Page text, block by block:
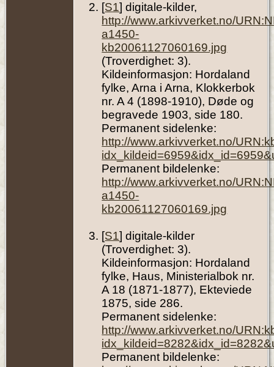
[S1] digitale-kilder,
http://www.arkivverket.no/
a1450-
kb20061127060169.jpg
(Troverdighet: 3).
Kildeinformasjon: Hordaland
fylke, Arna i Arna, Klokkerbok
nr. A 4 (1898-1910), Døde og
begravede 1903, side 180.
Permanent sidelenke:
http://www.arkivverket.no/
Permanent bildelenke:
http://www.arkivverket.no/
a1450-
kb20061127060169.jpg
[S1] digitale-kilder
(Troverdighet: 3).
Kildeinformasjon: Hordaland
fylke, Haus, Ministerialbok nr.
A 18 (1871-1877), Ekteviede
1875, side 286.
Permanent sidelenke:
http://www.arkivverket.no/
Permanent bildelenke: